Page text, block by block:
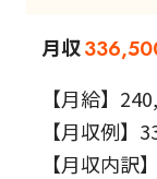
月収
【月給】
【月収例】
【月収内訳